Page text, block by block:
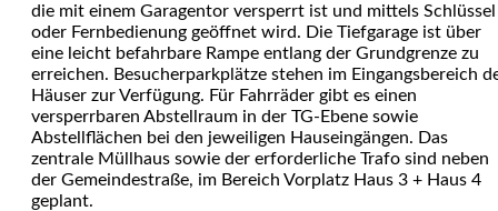
die mit einem Garagentor versperrt ist und mittels Schlüssel
oder Fernbedienung geöffnet wird. Die Tiefgarage ist über
eine leicht befahrbare Rampe entlang der Grundgrenze zu
erreichen. Besucherparkplätze stehen im Eingangsbereich
Häuser zur Verfügung. Für Fahrräder gibt es einen
versperrbaren Abstellraum in der TG-Ebene sowie
Abstellflächen bei den jeweiligen Hauseingängen. Das
zentrale Müllhaus sowie der erforderliche Trafo sind neben
der Gemeindestraße, im Bereich Vorplatz Haus 3 + Haus 4
geplant.